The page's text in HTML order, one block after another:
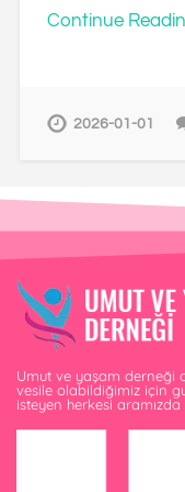
Continue
2026-01-01
Umut ve yaşam derneği
vesile olabildiğimiz için
isteyen herkesi